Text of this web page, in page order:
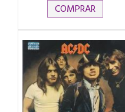
COMPRAR